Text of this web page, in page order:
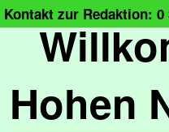
Hohen
Kontakt zur Redaktion: 0